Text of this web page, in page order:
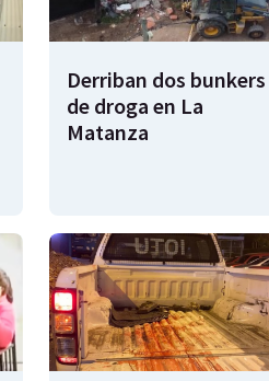
Derriban dos bunkers
de droga en La
Matanza